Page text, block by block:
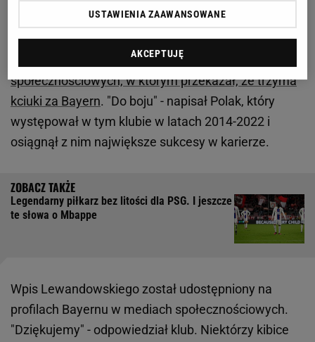
w telewizji"
Jeszcze w trakcie pierwszej połowy Robert
Lewandowski opublikował wpis w mediach
społecznościowych, w którym przekazał, że trzyma
kciuki za Bayern. "Do boju" - napisał Polak, który
występował w tym klubie w latach 2014-2022 i
osiągnął z nim największe sukcesy w karierze.
Legendarny piłkarz bez litości dla PSG. I jeszcze
te słowa o Mbappe
Wpis Lewandowskiego został udostępniony na
profilach Bayernu w mediach społecznościowych.
"Dziękujemy" - odpowiedział klub. Niektórzy kibice
USTAWIENIA ZAAWANSOWANE
AKCEPTUJĘ